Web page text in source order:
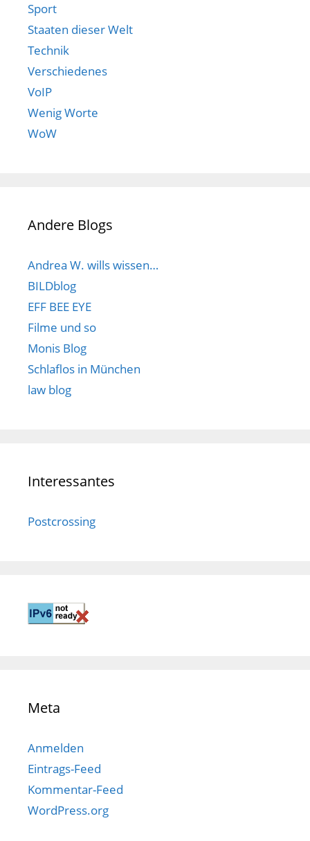
Sport
Staaten dieser Welt
Technik
Verschiedenes
VoIP
Wenig Worte
WoW
Andere Blogs
Andrea W. wills wissen…
BILDblog
EFF BEE EYE
Filme und so
Monis Blog
Schlaflos in München
law blog
Interessantes
Postcrossing
Meta
Anmelden
Eintrags-Feed
Kommentar-Feed
WordPress.org